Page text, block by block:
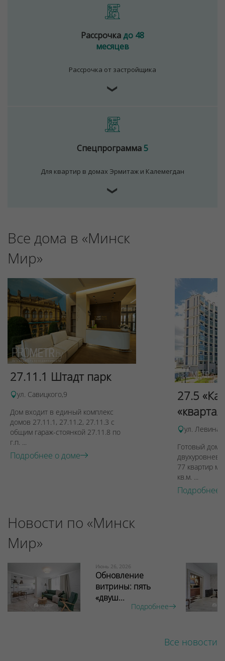
Рассрочкадо 48
месяцев
Рассрочка от застройщика
❯
Спецпрограмма5
Для квартир в домах Эрмитаж и Калемегдан
❯
Все дома в «Минск
Мир»
27.11.1 Штадт парк
ул. Савицкого,9
Дом входит в единый комплекс
домов 27.11.1, 27.11.2, 27.11.3 с
общим гараж-стоянкой 27.11.8 по
г.п. ...
Подробнее о доме
27.5
ул. Левина,
Готовый дом
77 квартир
кв.м. ...
Подробнее
Новости по «Минск
Мир»
Июнь 26, 2026
Обновление
витрины: пять
«двуш...
Подробнее
Все новости
Для обеспечения удобства пользователей сайта